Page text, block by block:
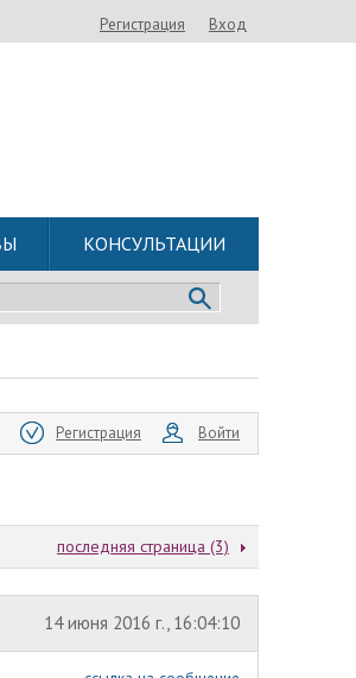
Регистрация Вход
КОНСУЛЬТАЦИИ
Регистрация Войти
последняя страница (3)
14 июня 2016 г., 16:04:10